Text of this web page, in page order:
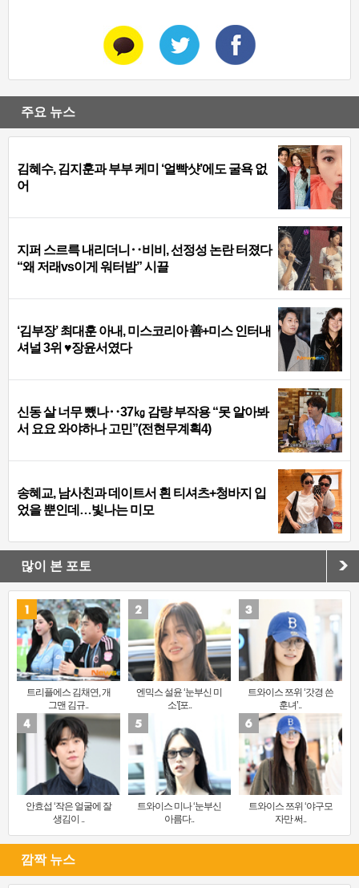
주요 뉴스
김혜수, 김지훈과 부부 케미 ‘얼빡샷’에도 굴욕 없
어
지퍼 스르륵 내리더니‥비비, 선정성 논란 터졌다
“왜 저래vs이게 워터밤” 시끌
‘김부장’ 최대훈 아내, 미스코리아 善+미스 인터내
셔널 3위 ♥장윤서였다
신동 살 너무 뺐나‥37㎏ 감량 부작용 “못 알아봐
서 요요 와야하나 고민”(전현무계획4)
송혜교, 남사친과 데이트서 흰 티셔츠+청바지 입
었을 뿐인데…빛나는 미모
많이 본 포토
트리플에스 김채연, 개
그맨 김규..
엔믹스 설윤 ‘눈부신 미
소’[포..
트와이스 쯔위 ‘갓경 쓴
훈녀’..
안효섭 ‘작은 얼굴에 잘
생김이 ..
트와이스 미나 ‘눈부신
아름다..
트와이스 쯔위 ‘야구모
자만 써..
깜짝 뉴스